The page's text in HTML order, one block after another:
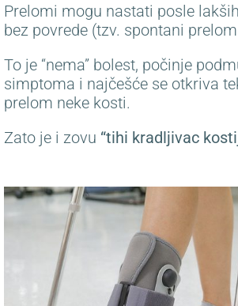
Prelomi mogu nastati posle
bez povrede (tzv. spontani
To je “nema” bolest, počinje
simptoma i najčešće se otkriva
prelom neke kosti.
Zato je i zovu “tihi kradljivac